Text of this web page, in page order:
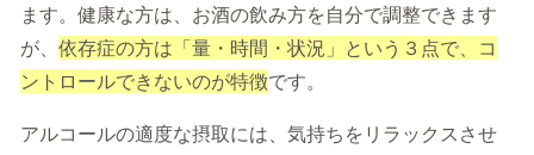
ます。健康な方は、お酒の飲み方を自分で調整できます
が、 依存症の方は「量・時間・状況」という３点で、コ
ントロールできないのが特徴です。
アルコールの適度な摂取には、気持ちをリラックスさせ